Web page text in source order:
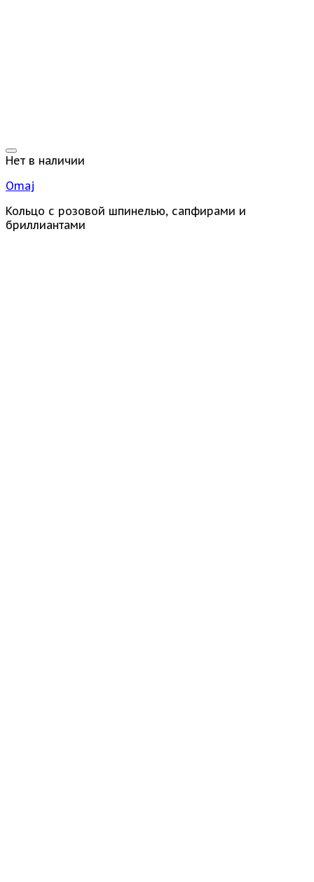
Нет в наличии
Omaj
Кольцо с розовой шпинелью, сапфирами и
бриллиантами